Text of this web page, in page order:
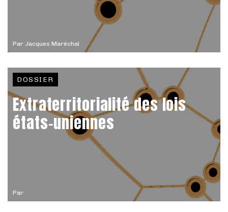
Par Jacques Maréchal
Par
DOSSIER
Extraterritorialité des lois
états-uniennes